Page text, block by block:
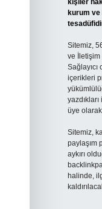
kişiler
kurum
Sitemiz,
ve İletişim
içerikleri
üye
Sitemiz,
paylaşım
aykırı
halinde,